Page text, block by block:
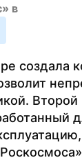
в
создала
Второй